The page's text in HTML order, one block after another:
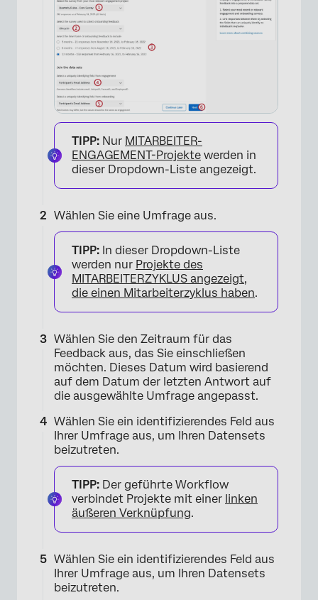
×
×
TIPP: Nur MITARBEITER-
ENGAGEMENT-Projekte werden in
dieser Dropdown-Liste angezeigt.
Wählen Sie eine Umfrage aus.
TIPP: In dieser Dropdown-Liste
werden nur Projekte des
MITARBEITERZYKLUS angezeigt,
die einen Mitarbeiterzyklus haben.
Wählen Sie den Zeitraum für das
Feedback aus, das Sie einschließen
möchten. Dieses Datum wird basierend
auf dem Datum der letzten Antwort auf
die ausgewählte Umfrage angepasst.
Wählen Sie ein identifizierendes Feld aus
Ihrer Umfrage aus, um Ihren Datensets
beizutreten.
TIPP: Der geführte Workflow
verbindet Projekte mit einer linken
äußeren Verknüpfung.
Wählen Sie ein identifizierendes Feld aus
Ihrer Umfrage aus, um Ihren Datensets
beizutreten.